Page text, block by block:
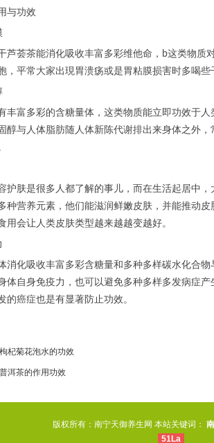
与功效
芦荟茶能消化吸收丰富多彩维他命，b这类物
，平常大家出現胃溃疡或是胃粘膜损害时多喝
丰富多彩的含糖量体，这类物质能立即功效于
醇与人体脂肪随人体新陈代谢排出来身体之外
护肤是很多人都了解的事儿，而在生活起居中
种营养元素，他们能滋润鲜嫩皮肤，并能推动
用会让人类皮肤类型越来越越变越好。
消化吸收丰富多彩含糖量和多种多样碳水化合
体自身免疫力，也可以避免多种多样多发病症
的癌症也是有显著防止功效。
杞菊花泡水的功效
洱茶的作用功效
版权所有：南宁天御养生网 本站关键词：
51La